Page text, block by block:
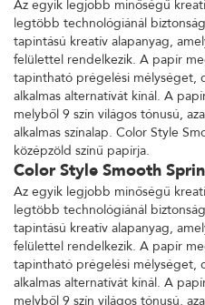
Az egyik legjobb minőségű
legtöbb technológiánál
tapintású kreatív alapanyag,
felülettel rendelkezik. A papír
tapintható prégelési mélységet,
alkalmas alternatívát kínál. A
melyből 9 szín világos tónusú,
alkalmas színalap. Color Style
középzöld színű papírja.
Color Style Smooth
Az egyik legjobb minőségű
legtöbb technológiánál
tapintású kreatív alapanyag,
felülettel rendelkezik. A papír
tapintható prégelési mélységet,
alkalmas alternatívát kínál. A
melyből 9 szín világos tónusú,